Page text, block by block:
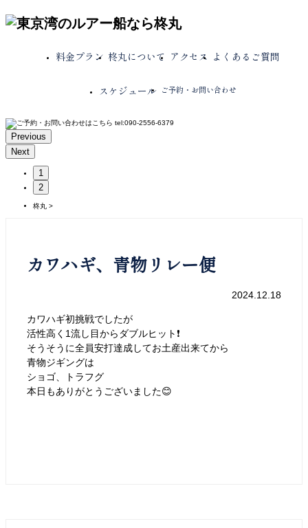
料金プラン 柊丸について アクセス よくあるご質問
スケジュール ご予約・お問い合わせ
Previous
Next
1
2
柊丸 >
カワハギ、青物リレー便
2024.12.18
カワハギ初挑戦でしたが
活性高く1流し目からダブルヒット❗️
そうそうに全員安打達成してお土産出来てから
青物ジギングは
ショゴ、トラフグ
本日もありがとうございました😊